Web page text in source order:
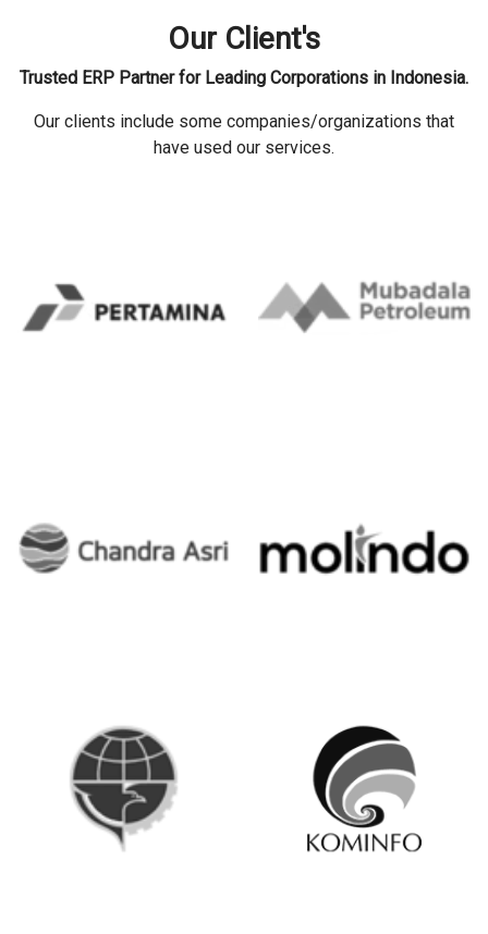
Our Client's
Trusted ERP Partner for Leading Corporations in Indonesia.
Our clients include some companies/organizations that
have used our services.